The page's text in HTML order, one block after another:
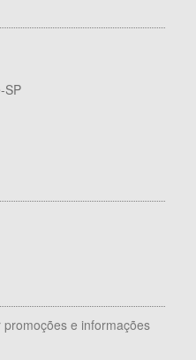
SP
e informações